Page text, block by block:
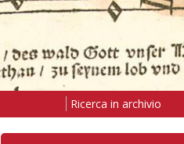
Ricerca in archivio